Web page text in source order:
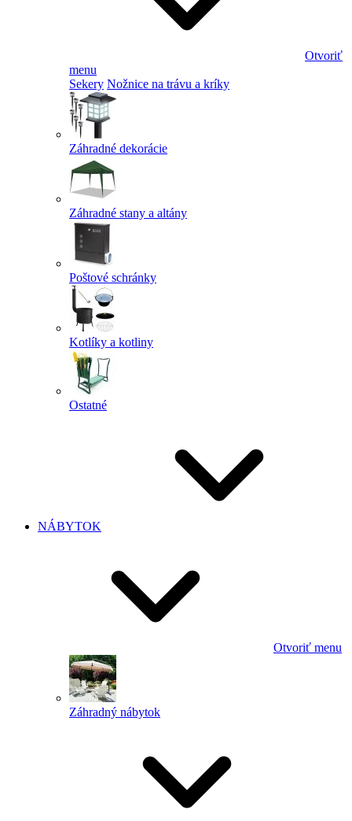
Otvoriť
menu
Sekery Nožnice na trávu a kríky
Záhradné dekorácie
Záhradné stany a altány
Poštové schránky
Kotlíky a kotliny
Ostatné
NÁBYTOK
Otvoriť menu
Záhradný nábytok